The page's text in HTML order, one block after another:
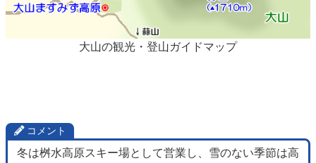
大山の観光・登山ガイドマップ
コメント
冬は桝水高原スキー場として営業し、雪のない季節は高